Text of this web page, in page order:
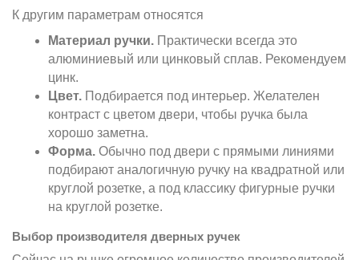
К другим параметрам относятся
Материал ручки. Практически всегда это
алюминиевый или цинковый сплав. Рекомендуем
цинк.
Цвет. Подбирается под интерьер. Желателен
контраст с цветом двери, чтобы ручка была
хорошо заметна.
Форма. Обычно под двери с прямыми линиями
подбирают аналогичную ручку на квадратной или
круглой розетке, а под классику фигурные ручки
на круглой розетке.
Выбор производителя дверных ручек